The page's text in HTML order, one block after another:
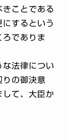
きことである
するという
ろでありま
な法律につい
りの御決意
して、大臣か